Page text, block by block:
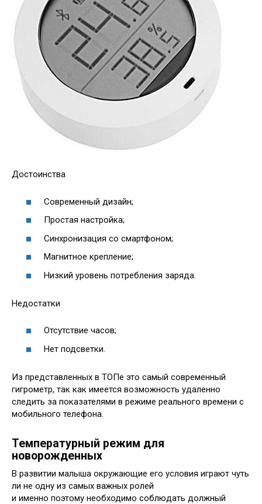
Достоинства
Современный дизайн;
Простая настройка;
Синхронизация со смартфоном;
Магнитное крепление;
Низкий уровень потребления заряда.
Недостатки
Отсутствие часов;
Нет подсветки.
Из представленных в ТОПе это самый современный
гигрометр, так как имеется возможность удаленно
следить за показателями в режиме реального времени с
мобильного телефона.
Температурный режим для
новорожденных
В развитии малыша окружающие его условия играют чуть
ли не одну из самых важных ролей
и именно поэтому необходимо соблюдать должный